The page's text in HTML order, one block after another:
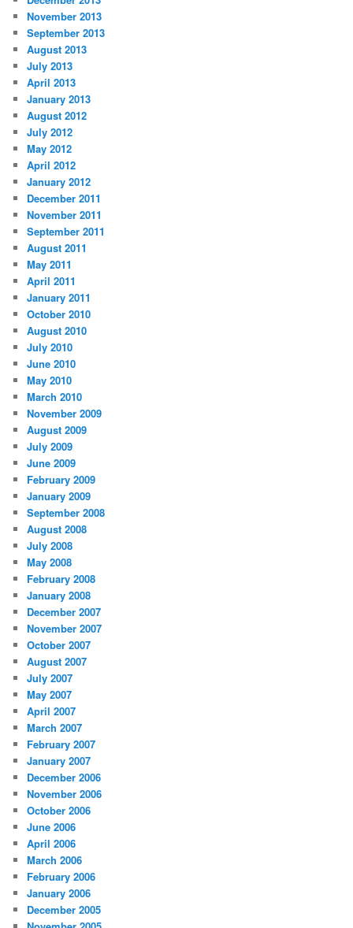
November 2013
September 2013
August 2013
July 2013
April 2013
January 2013
August 2012
July 2012
May 2012
April 2012
January 2012
December 2011
November 2011
September 2011
August 2011
May 2011
April 2011
January 2011
October 2010
August 2010
July 2010
June 2010
May 2010
March 2010
November 2009
August 2009
July 2009
June 2009
February 2009
January 2009
September 2008
August 2008
July 2008
May 2008
February 2008
January 2008
December 2007
November 2007
October 2007
August 2007
July 2007
May 2007
April 2007
March 2007
February 2007
January 2007
December 2006
November 2006
October 2006
June 2006
April 2006
March 2006
February 2006
January 2006
December 2005